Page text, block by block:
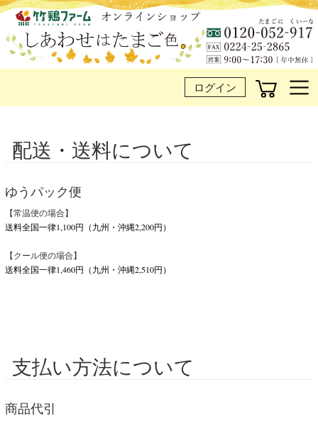
ログイン
配送・送料について
ゆうパック便
【常温便の場合】
送料全国一律1,100円（九州・沖縄2,200円）
【クール便の場合】
送料全国一律1,460円（九州・沖縄2,510円）
支払い方法について
商品代引